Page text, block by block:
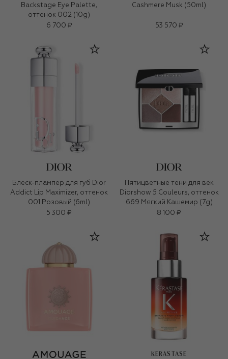
Backstage Eye Palette,
оттенок 002 (10g)
6 700 ₽
Cashmere Musk (50ml)
53 570 ₽
Блеск-плампер для губ Dior
Addict Lip Maximizer, оттенок
001 Розовый (6ml)
5 300 ₽
Пятицветные тени для век
Diorshow 5 Couleurs, оттенок
669 Мягкий Кашемир (7g)
8 100 ₽
KERASTASE